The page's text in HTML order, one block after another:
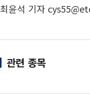
최윤석 기자
관련 종목